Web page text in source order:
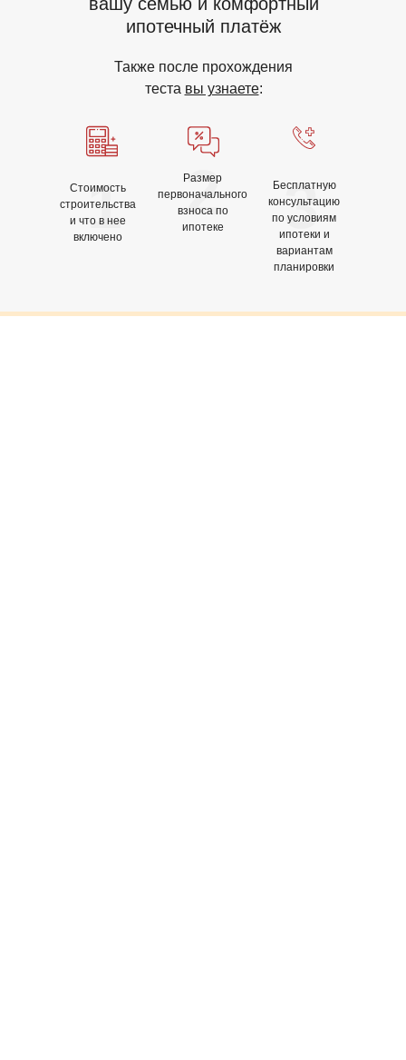
2
1
ипотечный платёж
Размер
первоначального
взноса по
ипотеке
Стоимость
строительства
и что в нее
включено
Также после прохождения
теста вы узнаете:
3
Бесплатную
консультацию
по условиям
ипотеки и
вариантам
планировки